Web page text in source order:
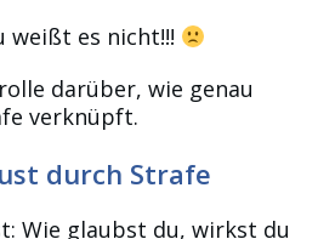
weißt es nicht!!!
darüber, wie genau
verknüpft.
durch Strafe
Wie glaubst du, wirkst du